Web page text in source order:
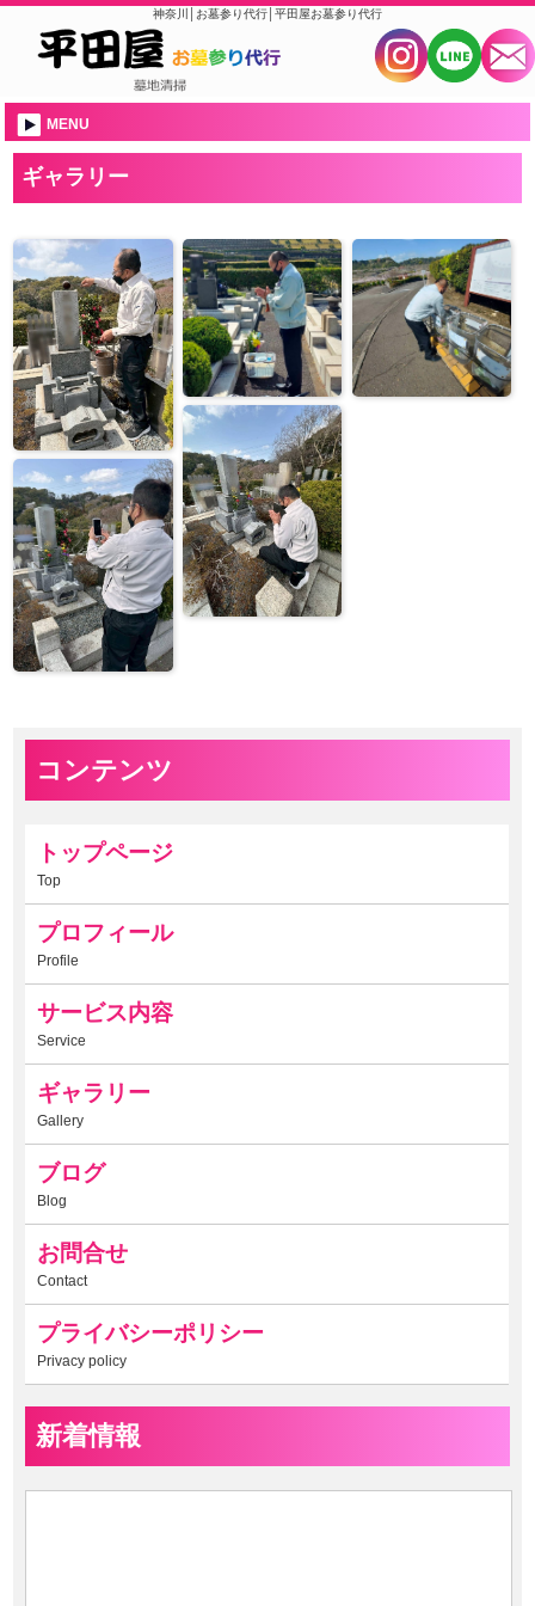
神奈川│お墓参り代行│平田屋お墓参り代行
MENU
ギャラリー
コンテンツ
トップページ
Top
プロフィール
Profile
サービス内容
Service
ギャラリー
Gallery
ブログ
Blog
お問合せ
Contact
プライバシーポリシー
Privacy policy
新着情報